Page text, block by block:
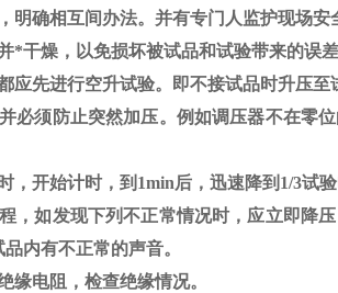
明确相互间办法。并有专门人监护现场安
*干燥，以免损坏被试品和试验带来的误差
应先进行空升试验。即不接试品时升压至
必须防止突然加压。例如调压器不在零
，开始计时，到 1min后，迅速降到 1/3试
，如发现下列不正常情况时，应立即降
品内有不正常的声音。
缘电阻，检查绝缘情况。